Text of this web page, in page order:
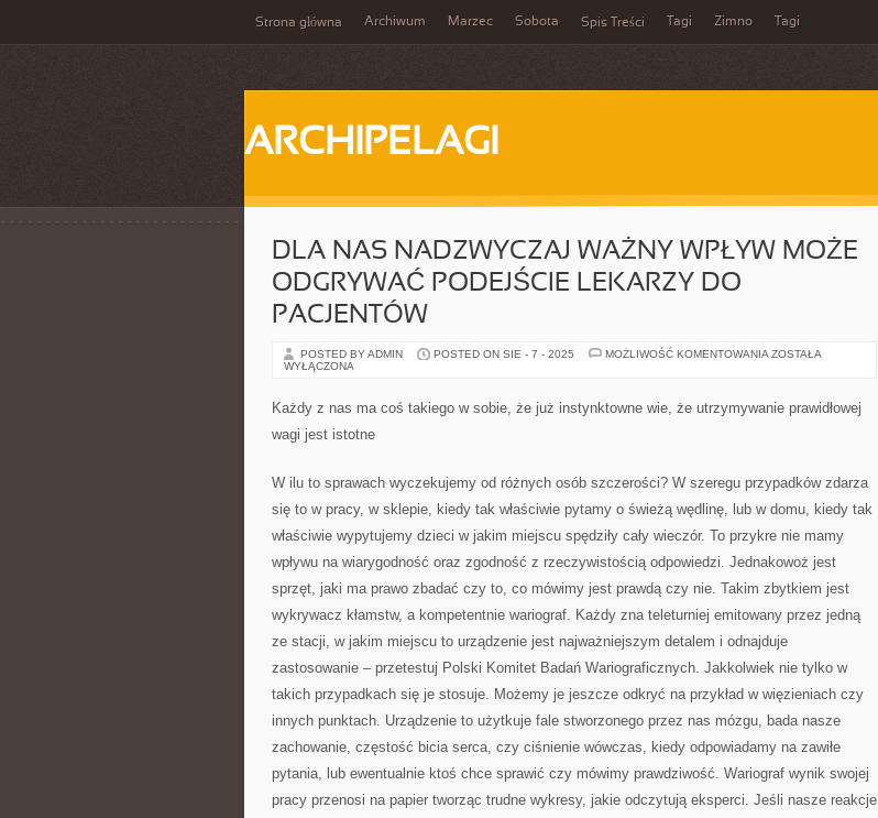
Strona główna Archiwum Marzec Sobota Spis Treści Tagi Zimno Tagi
ARCHIPELAGI
DLA NAS NADZWYCZAJ WAŻNY WPŁYW MOŻE
ODGRYWAĆ PODEJŚCIE LEKARZY DO
PACJENTÓW
POSTED BY ADMIN POSTED ON SIE - 7 - 2025 MOŻLIWOŚĆ KOMENTOWANIA DLA
WPŁYW
MOŻE
ZOSTAŁA
WYŁĄCZONA
Każdy z nas ma coś takiego w sobie, że już instynktowne wie, że utrzymywanie prawidłowej
wagi jest istotne
W ilu to sprawach wyczekujemy od różnych osób szczerości? W szeregu przypadków zdarza
się to w pracy, w sklepie, kiedy tak właściwie pytamy o świeżą wędlinę, lub w domu, kiedy tak
właściwie wypytujemy dzieci w jakim miejscu spędziły cały wieczór. To przykre nie mamy
wpływu na wiarygodność oraz zgodność z rzeczywistością odpowiedzi. Jednakowoż jest
sprzęt, jaki ma prawo zbadać czy to, co mówimy jest prawdą czy nie. Takim zbytkiem jest
wykrywacz kłamstw, a kompetentnie wariograf. Każdy zna teleturniej emitowany przez jedną
ze stacji, w jakim miejscu to urządzenie jest najważniejszym detalem i odnajduje
zastosowanie – przetestuj Polski Komitet Badań Wariograficznych. Jakkolwiek nie tylko w
takich przypadkach się je stosuje. Możemy je jeszcze odkryć na przykład w więzieniach czy
innych punktach. Urządzenie to użytkuje fale stworzonego przez nas mózgu, bada nasze
zachowanie, częstość bicia serca, czy ciśnienie wówczas, kiedy odpowiadamy na zawiłe
pytania, lub ewentualnie ktoś chce sprawić czy mówimy prawdziwość. Wariograf wynik swojej
pracy przenosi na papier tworząc trudne wykresy, jakie odczytują eksperci. Jeśli nasze reakcje